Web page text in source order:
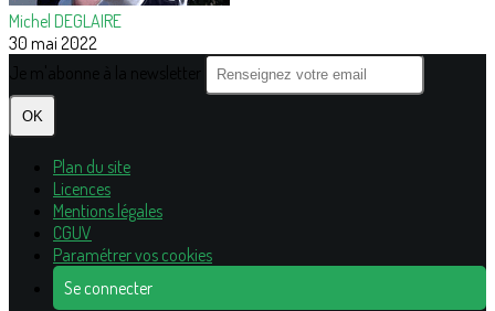
Michel DEGLAIRE
30 mai 2022
OK
Plan du site
Licences
Mentions légales
CGUV
Paramétrer vos cookies
Se connecter